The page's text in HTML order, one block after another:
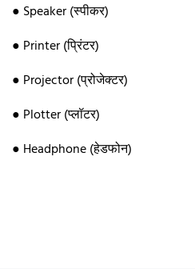
● Speaker (स्पीकर)
● Printer (प्रिंटर)
● Projector (प्रोजेक्टर)
● Plotter (प्लॉटर)
● Headphone (हेडफोन)